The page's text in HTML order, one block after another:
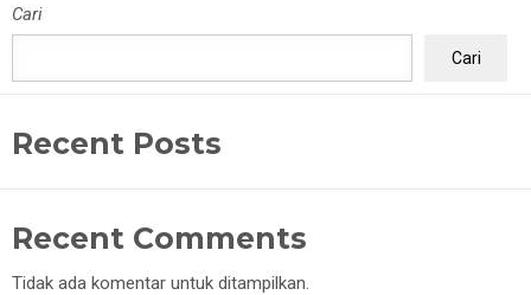
Cari
Cari
Recent Posts
Recent Comments
Tidak ada komentar untuk ditampilkan.